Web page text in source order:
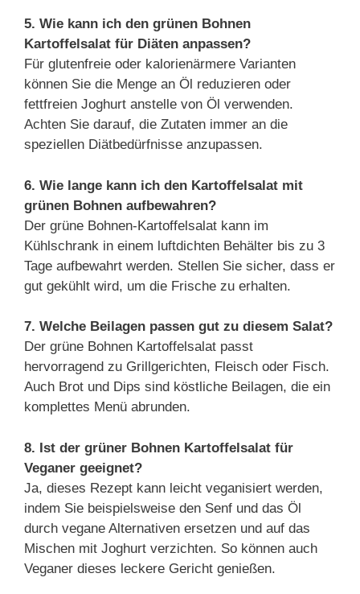
5. Wie kann ich den grünen Bohnen
Kartoffelsalat für Diäten anpassen?
Für glutenfreie oder kalorienärmere Varianten
können Sie die Menge an Öl reduzieren oder
fettfreien Joghurt anstelle von Öl verwenden.
Achten Sie darauf, die Zutaten immer an die
speziellen Diätbedürfnisse anzupassen.
6. Wie lange kann ich den Kartoffelsalat mit
grünen Bohnen aufbewahren?
Der grüne Bohnen-Kartoffelsalat kann im
Kühlschrank in einem luftdichten Behälter bis zu 3
Tage aufbewahrt werden. Stellen Sie sicher, dass er
gut gekühlt wird, um die Frische zu erhalten.
7. Welche Beilagen passen gut zu diesem Salat?
Der grüne Bohnen Kartoffelsalat passt
hervorragend zu Grillgerichten, Fleisch oder Fisch.
Auch Brot und Dips sind köstliche Beilagen, die ein
komplettes Menü abrunden.
8. Ist der grüner Bohnen Kartoffelsalat für
Veganer geeignet?
Ja, dieses Rezept kann leicht veganisiert werden,
indem Sie beispielsweise den Senf und das Öl
durch vegane Alternativen ersetzen und auf das
Mischen mit Joghurt verzichten. So können auch
Veganer dieses leckere Gericht genießen.